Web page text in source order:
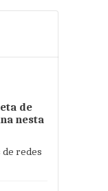
de
nesta
de redes